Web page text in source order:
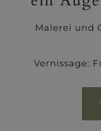
Malerei und
Vernissage: